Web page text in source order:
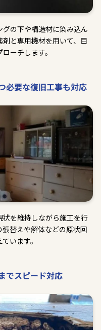
の下や構造材に染み込ん
と専用機材を用いて、目
ーチします。
必要な復旧工事も対応
を維持しながら施工を行
替えや解体などの原状回
います。
でスピード対応